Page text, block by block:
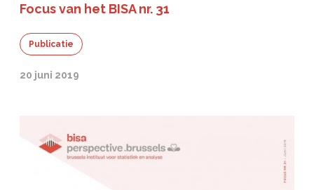
Focus van het BISA nr. 31
Publicatie
20 juni 2019